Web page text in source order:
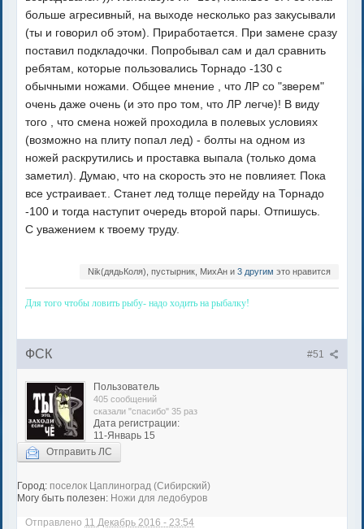
больше агресивный, на выходе несколько раз закусывали
(ты и говорил об этом). Приработается. При замене сразу
поставил подкладочки. Попробывал сам и дал сравнить
ребятам, которые пользовались Торнадо -130 с
обычными ножами. Общее мнение , что ЛР со "зверем"
очень даже очень (и это про том, что ЛР легче)! В виду
того , что смена ножей проходила в полевых условиях
(возможно на плиту попал лед) - болты на одном из
ножей раскрутились и проставка выпала (только дома
заметил). Думаю, что на скорость это не повлияет. Пока
все устраивает.. Станет лед толще перейду на Торнадо
-100 и тогда наступит очередь второй пары. Отпишусь.
С уважением к твоему труду.
Nik(дядьКоля), пустырник, МихАн и 3 другим это нравится
Для того чтобы ловить рыбу- надо ходить на рыбалку!
#51
ФСК
Пользователь
405 сообщений
сказали "спасибо" 35 раз
Дата регистрации:
11-Январь 15
Отправить ЛС
Город: поселок Цаплиноград (Сибирский)
Могу быть полезен: Ножи для ледобуров
Отправлено 11 Декабрь 2016 - 23:54